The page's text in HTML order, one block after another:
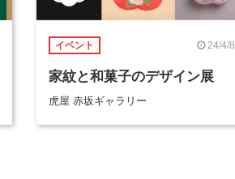
イベント 24/4/8
家紋と和菓子のデザイン展
虎屋 赤坂ギャラリー